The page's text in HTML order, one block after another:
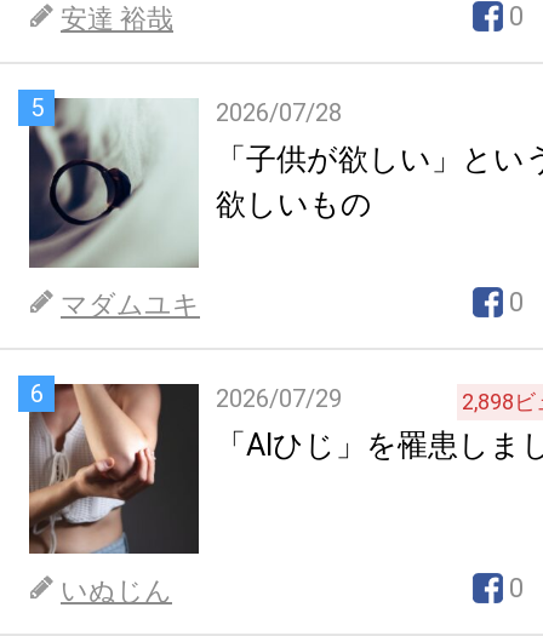
安達 裕哉 0
5 2026/07/28
「子供が欲しい」とい
欲しいもの
マダムユキ 0
6 2026/07/29 2,898ビ
「AIひじ」を罹患しま
いぬじん 0